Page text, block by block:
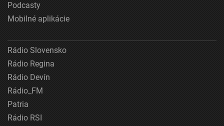
Podcasty
Mobilné aplikácie
Rádio Slovensko
Rádio Regina
Rádio Devín
Rádio_FM
Patria
Rádio RSI